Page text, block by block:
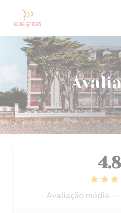
Painel de Gerenciamento de
4.8
Avaliação média —